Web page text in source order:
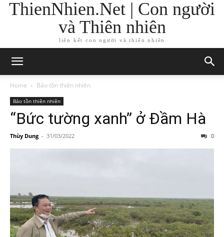
ThienNhien.Net | Con người
và Thiên nhiên
liên kết con người và thiên nhiên
Home Bảo tồn thiên nhiên
Bảo tồn thiên nhiên
“Bức tường xanh” ở Đầm Hà
Thùy Dung - 31/03/2022 0